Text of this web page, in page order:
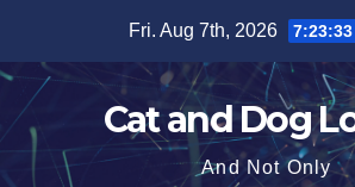
content
Fri. Aug 7th, 2026 7:23:34
Cat and Dog
And Not Only